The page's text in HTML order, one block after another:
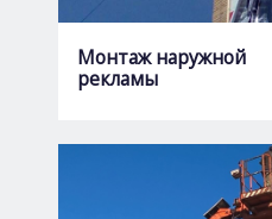
Монтаж наружной
рекламы